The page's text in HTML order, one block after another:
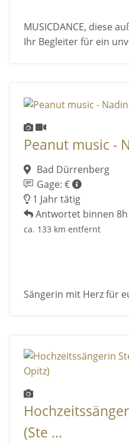
MUSICDANCE, diese
Ihr Begleiter für ein
Peanut music -
Bad Dürrenberg
Gage: €
1 Jahr tätig
Antwortet binnen 8h
ca. 133 km entfernt
Sängerin mit Herz für
(Ste ...